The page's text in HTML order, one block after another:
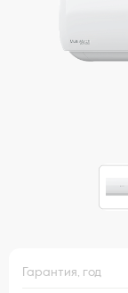
Гарантия, год